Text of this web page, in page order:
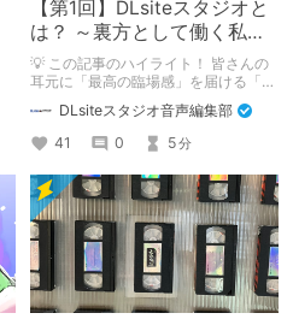
【第1回】DLsiteスタジオと
は？ ～裏方として働く私た
ちの紹介
💡 この記事のハイライト！ 皆さんの
耳元に「最高の臨場感」を届ける「サ
舞台裏を大公開！ スマートな専門
職……と思いきや、実態は「音の変態
（褒め言葉）」が集まるチーム！？
成人男性スタッフがダミヘに抱きつ
き、スタジオにアダルトグッズが転が
る超大真面目な理由とは？ クオリテ
ィ向上のための、ちょっとシュールな
（？）試行錯誤をたっぷりご紹介しま
す！
DLsiteスタジオ音声編集部
41
0 5分